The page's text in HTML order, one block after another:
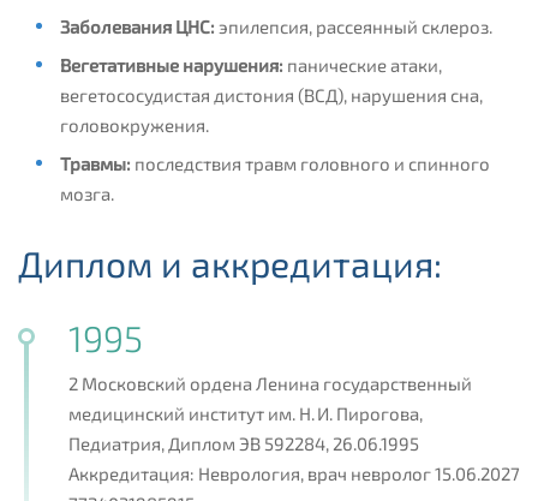
Заболевания ЦНС: эпилепсия, рассеянный склероз.
Вегетативные нарушения: панические атаки,
вегетососудистая дистония (ВСД), нарушения сна,
головокружения.
Травмы: последствия травм головного и спинного
мозга.
Диплом и аккредитация:
1995
2 Московский ордена Ленина государственный
медицинский институт им. Н. И. Пирогова,
Педиатрия, Диплом ЭВ 592284, 26.06.1995
Аккредитация: Неврология, врач невролог 15.06.2027